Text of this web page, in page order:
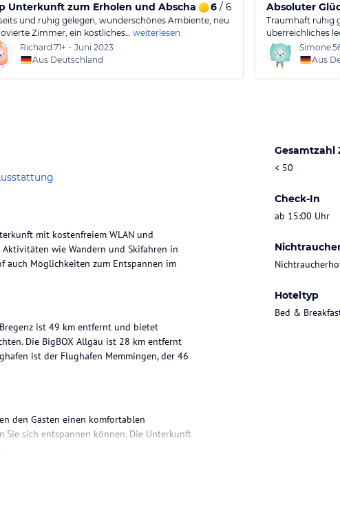
Unterkunft zum Erholen und Abschalten
6/ 6
und ruhig gelegen, wunderschönes Ambiente, neu
Zimmer, ein köstliches… weiterlesen
Richard 71+ • Juni 2023
Aus Deutschland
Absoluter
Traumhaft ruhig
überreichliches
Simone
Aus
Gesamtzahl
< 50
Check-In
ab 15:00 Uhr
Hoteltyp
Bed &
mit kostenfreiem WLAN und
wie Wandern und Skifahren in
auch Möglichkeiten zum Entspannen im
ist 49 km entfernt und bietet
Die BigBOX Allgäu ist 28 km entfernt
ist der Flughafen Memmingen, der 46
den Gästen einen komfortablen
sich entspannen können. Die Unterkunft